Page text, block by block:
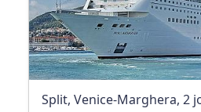
Split, Venice-Marghera, 2